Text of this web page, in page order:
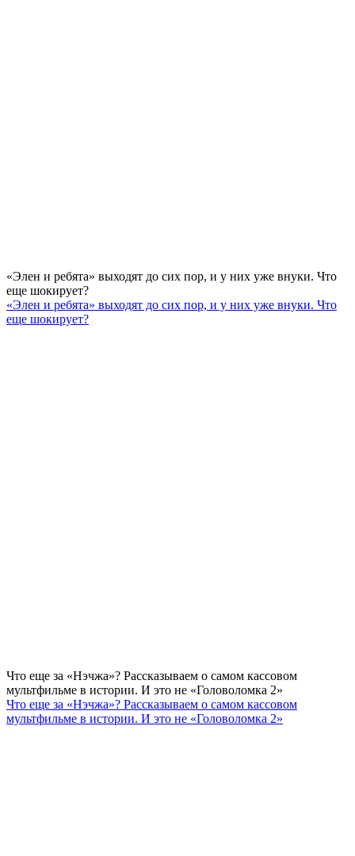
«Элен и ребята» выходят до сих пор, и у них уже внуки. Что
еще шокирует?
«Элен и ребята» выходят до сих пор, и у них уже внуки. Что
еще шокирует?
Что еще за «Нэчжа»? Рассказываем о самом кассовом
мультфильме в истории. И это не «Головоломка 2»
Что еще за «Нэчжа»? Рассказываем о самом кассовом
мультфильме в истории. И это не «Головоломка 2»